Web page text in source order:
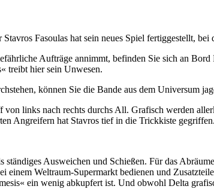
Fasoulas hat sein neues Spiel fertiggestellt,
Aufträge annimmt, befinden Sie sich an
treibt hier sein Unwesen.
können Sie die Bande aus dem Universum
links nach rechts durchs All. Grafisch werden
Angreifern hat Stavros tief in die Trickkiste
ständiges Ausweichen und Schießen. Für das
einem Weltraum-Supermarkt bedienen und
ein wenig abkupfert ist. Und obwohl Delta